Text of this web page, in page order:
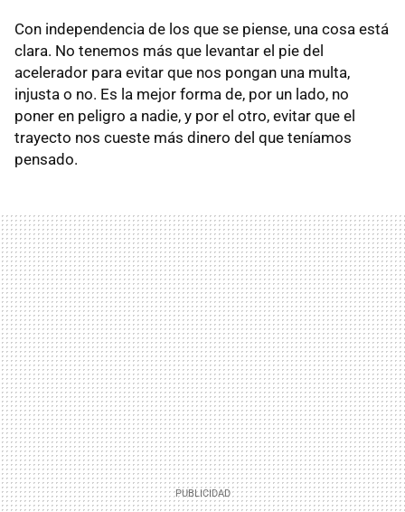
Con independencia de los que se piense, una cosa está
clara. No tenemos más que levantar el pie del
acelerador para evitar que nos pongan una multa,
injusta o no. Es la mejor forma de, por un lado, no
poner en peligro a nadie, y por el otro, evitar que el
trayecto nos cueste más dinero del que teníamos
pensado.